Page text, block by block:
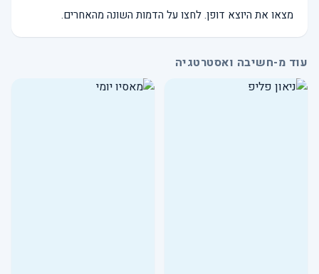
מצאו את היוצא דופן. לחצו על הדמות השונה מהאחרים.
עוד מ-חשיבה ואסטרטגיה